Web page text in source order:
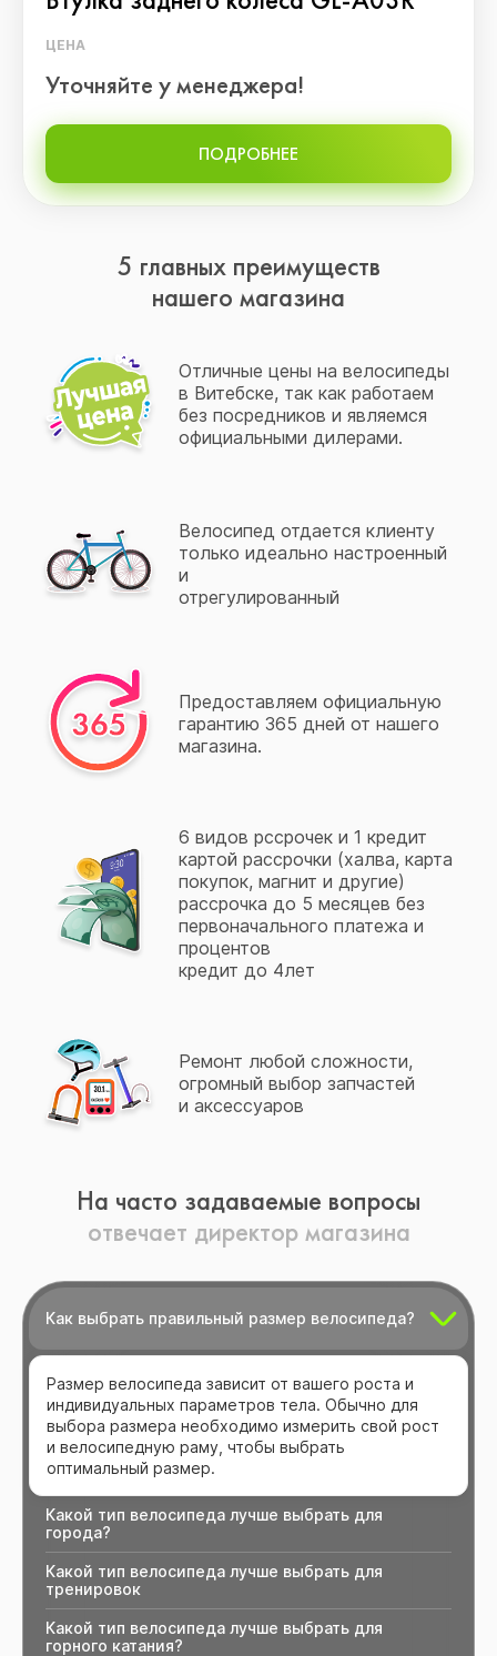
ЦЕНА
Уточняйте у менеджера!
ПОДРОБНЕЕ
5 главных преимуществ
нашего магазина
Отличные цены на велосипеды
в Витебске, так как работаем
без посредников и являемся
официальными дилерами.
Велосипед отдается клиенту
только идеально настроенный
и
отрегулированный
Предоставляем официальную
гарантию 365 дней от нашего
магазина.
6 видов рссрочек и 1 кредит
картой рассрочки (халва, карта
покупок, магнит и другие)
рассрочка до 5 месяцев без
первоначального платежа и
процентов
кредит до 4лет
Ремонт любой сложности,
огромный выбор запчастей
и аксессуаров
На часто задаваемые вопросы
отвечает директор магазина
Как выбрать правильный размер велосипеда?
Размер велосипеда зависит от вашего роста и
индивидуальных параметров тела. Обычно для
выбора размера необходимо измерить свой рост
и велосипедную раму, чтобы выбрать
оптимальный размер.
Какой тип велосипеда лучше выбрать для
города?
Какой тип велосипеда лучше выбрать для
тренировок
Какой тип велосипеда лучше выбрать для
горного катания?